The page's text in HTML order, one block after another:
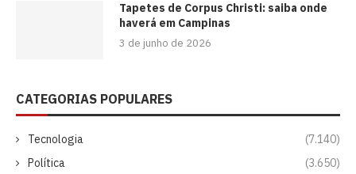
Tapetes de Corpus Christi: saiba onde
haverá em Campinas
3 de junho de 2026
CATEGORIAS POPULARES
Tecnologia
(7.140)
Política
(3.650)